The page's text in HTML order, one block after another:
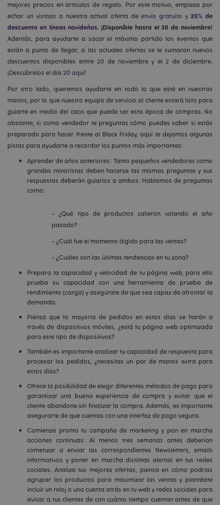
mejores precios en artículos de regalo. Por este motivo, empieza por
echar un vistazo a nuestra actual oferta deenvío gratuito y20% de
descuento en líneas navideñas.¡Disponible hasta el 30 de noviembre!
Además, para ayudarte a sacar el máximo partido los eventos que
están a punto de llegar, a las actuales ofertas se le sumaran nuevos
descuentos disponibles entre 20 de noviembre y el 2 de diciembre.
¡Descúbrelos el día 20 aquí!
Por otro lado, queremos ayudarte en todo lo que esté en nuestras
manos, por lo que nuestro equipo de servicio al cliente estará listo para
guiarte en medio del caos que puede ser esta época de compras. No
obstante, si como vendedor te preguntas cómo puedes saber si estás
preparado para hacer frente al Black Friday, aquí te dejamos algunas
pistas para ayudarte a recordar los puntos más importantes:
Aprender de años anteriores: Tanto pequeños vendedores como
grandes minoristas deben hacerse las mismas preguntas y sus
respuestas deberán guiarlos a ambos. Hablamos de preguntas
como:
-¿Qué tipo de productos salieron volando el año
pasado?
- ¿Cuál fue el momento álgido para las ventas?
- ¿Cuáles son las últimas tendencias en tu zona?
Prepara la capacidad y velocidad de tu página web, para ello
prueba su capacidad con una herramienta de prueba de
rendimiento (carga) y asegúrate de que sea capaz de afrontar la
demanda.
Piensa que la mayoría de pedidos en estos días se harán a
través de dispositivos móviles, ¿está tu página web optimizada
para este tipo de dispositivos?
También es importante analizar tu capacidad de respuesta para
procesar los pedidos, ¿necesitas un par de manos extra para
estos días?
Ofrece la posibilidad de elegir diferentes métodos de pago para
garantizar una buena experiencia de compra y evitar que el
cliente abandone sin finalizar la compra. Además, es importante
asegurarte de que cuentas con una interfaz de pago segura.
Comienza pronto tu campaña de marketing y pon en marcha
acciones continuas: Al menos tres semanas antes deberían
comenzar a enviar las correspondientes Newsletters, emails
informativos y poner en marcha distintas alertas en tus redes
sociales. Analiza tus mejores ofertas, piensa en cómo podrías
agrupar los productos para maximizar las ventas y plantéate
incluir un reloj o una cuenta atrás en tu web y redes sociales para
avisar a tus clientes de con cuánto tiempo cuentan antes de que